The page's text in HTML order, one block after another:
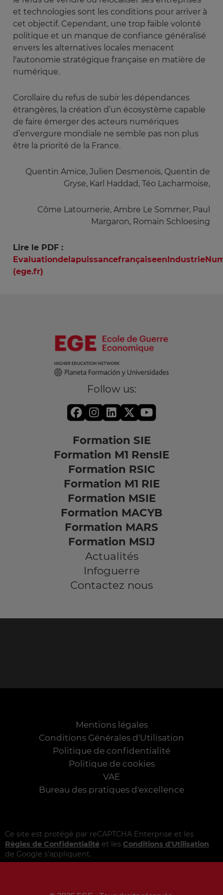
et technologies sont les conditions pour arriver à
cet objectif. Cependant, une trop faible volonté
politique et un manque de confiance généralisé
envers les alternatives locales menacent
l'autonomie stratégique française en matière de
numérique.
Corollaire du refus de subir les dépendances
étrangères, la création d’un écosystème capable
de faire émerger des acteurs numériques
d’envergure mondiale ne semble pas non plus
être la priorité de la France.
Quentin Amice, Julien Desmenois, Quentin de
Gryse, Karl Haddad, Téo Lacharmoise,
Côme Latournerie, Ambre Le Sommer, Paul
Margaron, Romain Schloesing
Lire le PDF :
(ege.fr)
Follow us:
Formation SIE
Formation M1 RensIE
Formation RSIC
Formation M1 RIE
Formation MSIE
Formation MACYB
Formation MARS
Formation MSIJ
Actualités
Infoguerre
Contactez nous
Mentions légales
Conditions Générales d'Utilisation
Politique de confidentialité
Politique de cookies
VAE
Bureau des pratiques d'excellence
Ce site est protégé par reCAPTCHA Enterprise et les
Règles de Confidentialité et les Conditions d'Utilisation
de Google s'appliquent.